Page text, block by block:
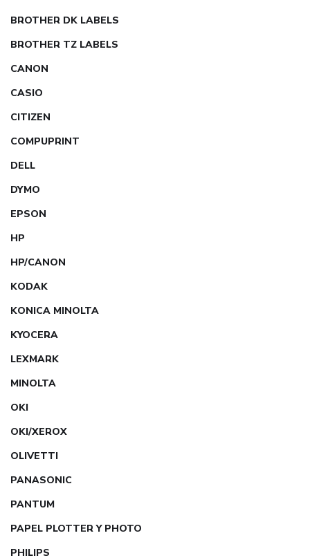
BROTHER DK LABELS
BROTHER TZ LABELS
CANON
CASIO
CITIZEN
COMPUPRINT
DELL
DYMO
EPSON
HP
HP/CANON
KODAK
KONICA MINOLTA
KYOCERA
LEXMARK
MINOLTA
OKI
OKI/XEROX
OLIVETTI
PANASONIC
PANTUM
PAPEL PLOTTER Y PHOTO
PHILIPS